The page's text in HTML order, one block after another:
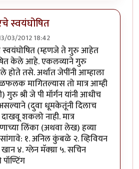
स्वयंघोषित
03/2012 18:42
द्रविड बद्द्ल पण लिहाbyपक पक पक
(म्हणजे ते गुरु आहेत
केले आहे. एकलव्याने गुरु
होते तसे. अर्थात जेपींनी आम्हाला
मागितल्यास तो मात्र आम्ही
गुरु श्री जे पी मॉर्गन यांनी आधीच
(दुवा धूमकेतूंनी दिलाच
शकलो नाही. मात्र
लिंका (अथवा लेख) हव्या
१. अनिल कुंबळे २. व्हिवियन
खान ४. ग्लेन मॅक्ग्रा ५. सचिन